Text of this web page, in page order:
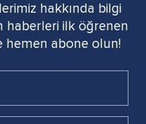
hakkında bilgi
haberleri ilk öğrenen
hemen abone olun!